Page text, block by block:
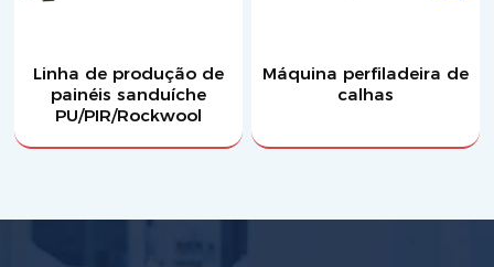
Linha de produção de
painéis sanduíche
PU/PIR/Rockwool
Máquina perfiladeira de
calhas